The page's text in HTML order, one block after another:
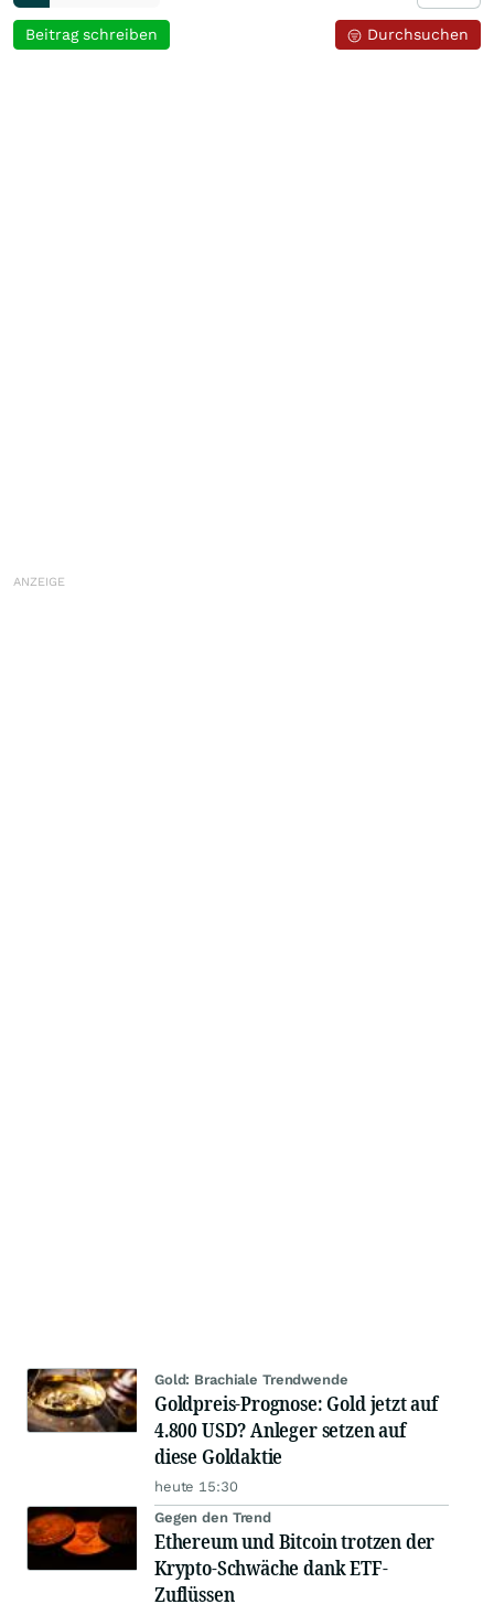
Durchsuchen
Beitrag schreiben
Gold: Brachiale Trendwende
Goldpreis-Prognose: Gold jetzt auf
4.800 USD? Anleger setzen auf
diese Goldaktie
heute 15:30
Gegen den Trend
Ethereum und Bitcoin trotzen der
Krypto-Schwäche dank ETF-
Zuflüssen